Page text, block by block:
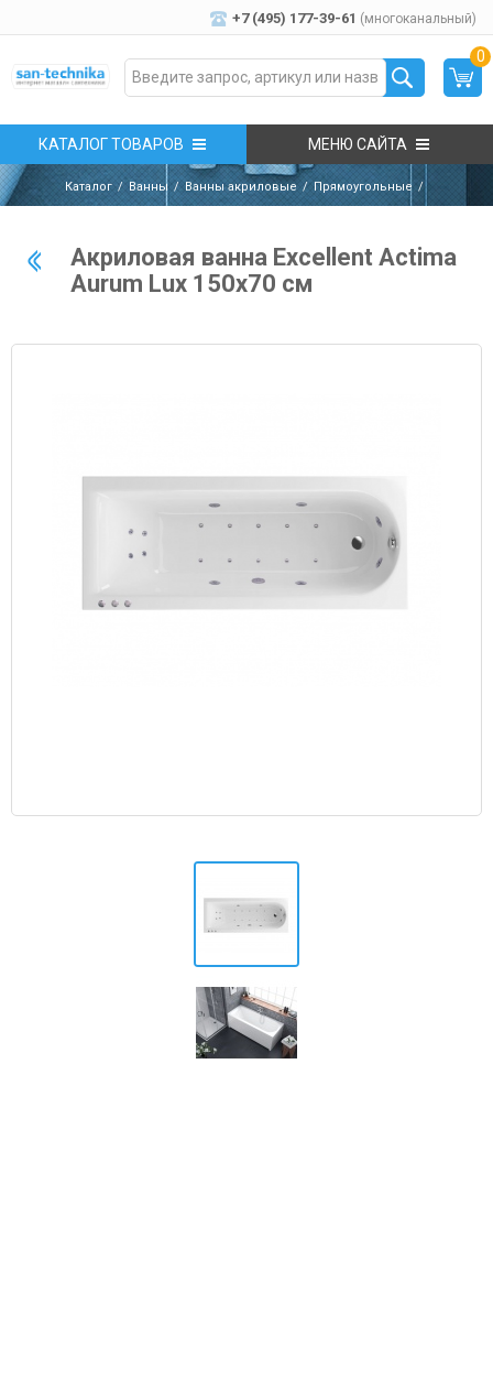
+7 (495) 177-39-61 (многоканальный)
0
КАТАЛОГ ТОВАРОВ МЕНЮ САЙТА
Каталог Ванны Ванны акриловые Прямоугольные
Акриловая ванна Excellent Actima
Aurum Lux 150х70 см